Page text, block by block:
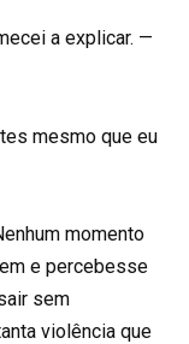
a explicar. —
mesmo que eu
momento
e percebesse
sem
violência que